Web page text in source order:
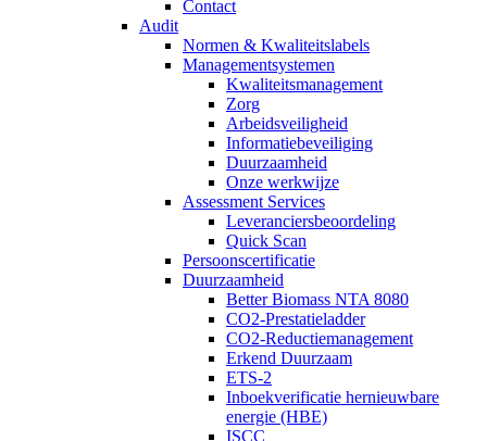
Contact
Audit
Normen & Kwaliteitslabels
Managementsystemen
Kwaliteitsmanagement
Zorg
Arbeidsveiligheid
Informatiebeveiliging
Duurzaamheid
Onze werkwijze
Assessment Services
Leveranciersbeoordeling
Quick Scan
Persoonscertificatie
Duurzaamheid
Better Biomass NTA 8080
CO2-Prestatieladder
CO2-Reductiemanagement
Erkend Duurzaam
ETS-2
Inboekverificatie hernieuwbare
energie (HBE)
ISCC